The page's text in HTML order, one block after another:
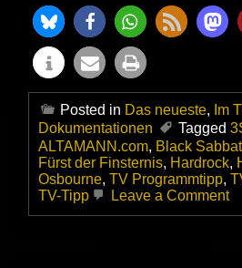
Posted in Das neueste, Im
Dokumentationen
Tagged
ALTAMANN.com, Black
Fürst der Finsternis, Hardrock,
Osbourne, TV Programmtipp,
TV-Tipp
Leave a Commenton